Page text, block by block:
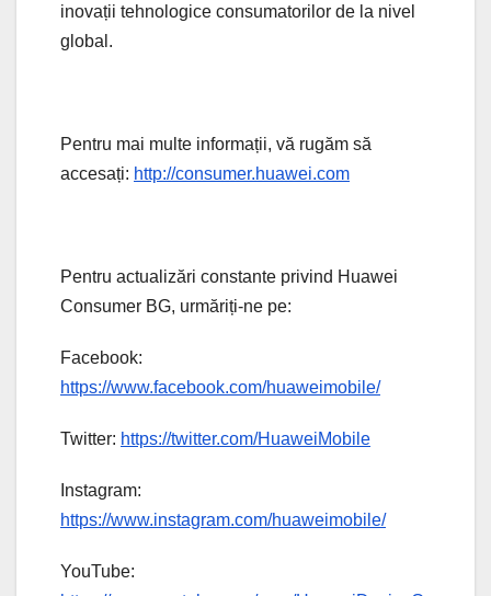
inovații tehnologice consumatorilor de la nivel
global.
Pentru mai multe informații, vă rugăm să
accesați: http://consumer.huawei.com
Pentru actualizări constante privind Huawei
Consumer BG, urmăriți-ne pe:
Facebook:
https://www.facebook.com/huaweimobile/
Twitter: https://twitter.com/HuaweiMobile
Instagram:
https://www.instagram.com/huaweimobile/
YouTube: